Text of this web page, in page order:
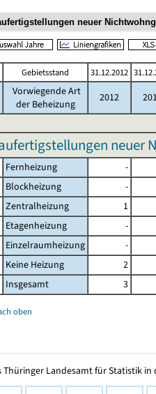
Gebietsstand 31.12.2012
Vorwiegende Art
der Beheizung
2012
neuer
Fernheizung -
Blockheizung
-
Zentralheizung
1
Etagenheizung
-
Einzelraumheizung
-
Keine Heizung
2
Insgesamt
3
oben
Thüringer Landesamt für Statistik